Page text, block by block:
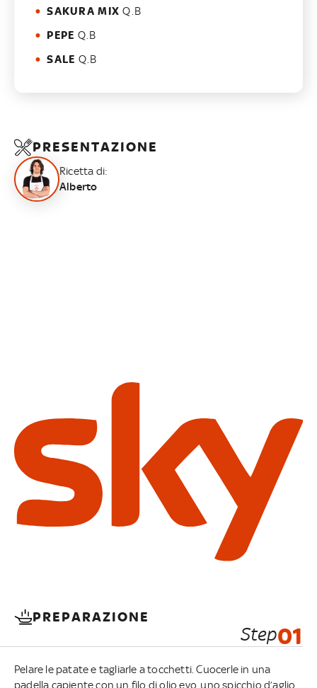
SAKURA MIX Q.B
PEPE Q.B
SALE Q.B
PRESENTAZIONE
Ricetta di:
Alberto
PREPARAZIONE
Step01
Pelare le patate e tagliarle a tocchetti. Cuocerle in una
padella capiente con un filo di olio evo, uno spicchio d’aglio